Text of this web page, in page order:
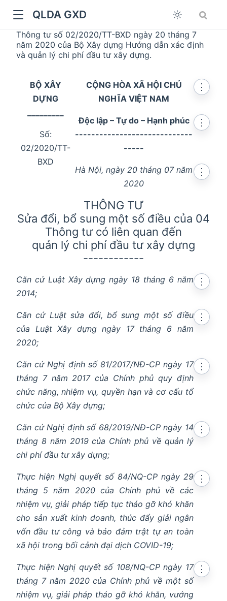
QLDA GXD
in new window
in new window
in new window
in new window
Thông tư số 02/2020/TT-BXD ngày 20 tháng 7
năm 2020 của Bộ Xây dựng Hướng dẫn xác định
và quản lý chi phí đầu tư xây dựng.
BỘ XÂY
DỰNG
Số:
02/2020/TT-
BXD
CỘNG HÒA XÃ HỘI CHỦ
NGHĨA VIỆT NAM
⋮
Độc lập – Tự do – Hạnh phúc
-----------------------------
-----
⋮
Hà Nội, ngày 20 tháng 07 năm
2020
⋮
THÔNG TƯ
Sửa đổi, bổ sung một số điều của 04
Thông tư có liên quan đến
quản lý chi phí đầu tư xây dựng
------------
Căn cứ Luật Xây dựng ngày 18 tháng 6 năm
2014;
⋮
Căn cứ Luật sửa đổi, bổ sung một số điều
của Luật Xây dựng ngày 17 tháng 6 năm
2020;
⋮
Căn cứ Nghị định số 81/2017/NĐ-CP ngày 17
tháng 7 năm 2017 của Chính phủ quy định
chức năng, nhiệm vụ, quyền hạn và cơ cấu tổ
chức của Bộ Xây dựng;
⋮
Căn cứ Nghị định số 68/2019/NĐ-CP ngày 14
tháng 8 năm 2019 của Chính phủ về quản lý
chi phí đầu tư xây dựng;
⋮
Thực hiện Nghị quyết số 84/NQ-CP ngày 29
tháng 5 năm 2020 của Chính phủ về các
nhiệm vụ, giải pháp tiếp tục tháo gỡ khó khăn
cho sản xuất kinh doanh, thúc đẩy giải ngân
vốn đầu tư công và bảo đảm trật tự an toàn
xã hội trong bối cảnh đại dịch COVID-19;
⋮
Thực hiện Nghị quyết số 108/NQ-CP ngày 17
tháng 7 năm 2020 của Chính phủ về một số
nhiệm vụ, giải pháp tháo gỡ khó khăn, vướng
⋮